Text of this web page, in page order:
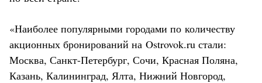
«Наиболее популярными городами по количеству
акционных бронирований на Ostrovok.ru стали:
Москва, Санкт-Петербург, Сочи, Красная Поляна,
Казань, Калининград, Ялта, Нижний Новгород,